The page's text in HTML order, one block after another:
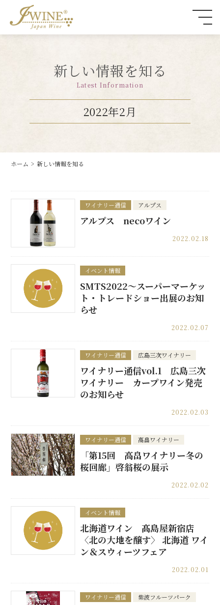
新しい情報を知る
Latest Information
2022年2月
ホーム 新しい情報を知る
ワイナリー通信 アルプス
アルプス necoワイン
2022.02.18
イベント情報
SMTS2022～スーパーマーケッ
ト・トレードショー出展のお知
らせ
2022.02.07
ワイナリー通信 広島三次ワイナリー
ワイナリー通信vol.1 広島三次
ワイナリー カープワイン発売
のお知らせ
2022.02.03
ワイナリー通信 高畠ワイナリー
「第15回 高畠ワイナリー冬の
桜回廊」啓翁桜の展示
2022.02.02
イベント情報
北海道ワイン 髙島屋新宿店
〈北の大地を醸す〉 北海道 ワイ
ン＆スウィーツフェア
2022.02.01
ワイナリー通信 紫波フルーツパーク